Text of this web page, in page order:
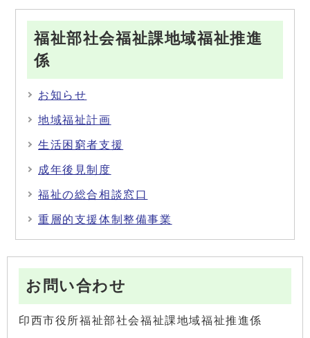
福祉部社会福祉課地域福祉推進
係
お知らせ
地域福祉計画
生活困窮者支援
成年後見制度
福祉の総合相談窓口
重層的支援体制整備事業
お問い合わせ
印西市役所福祉部社会福祉課地域福祉推進係